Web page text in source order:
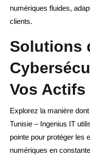
numériques fluides,
clients.
Solutions
Vos Actifs
Explorez la manière
Tunisie – Ingenius IT
pointe pour protéger les
numériques en